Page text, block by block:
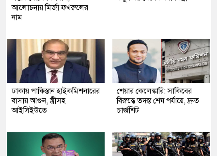
আলোচনায় মির্জা ফখরুলের
নাম
ঢাকায় পাকিস্তান হাইকমিশনারের
বাসায় আগুন, স্ত্রীসহ
আইসিইউতে
শেয়ার কেলেঙ্কারি: সাকিবের
বিরুদ্ধে তদন্ত শেষ পর্যায়ে, দ্রুত
চার্জশিট